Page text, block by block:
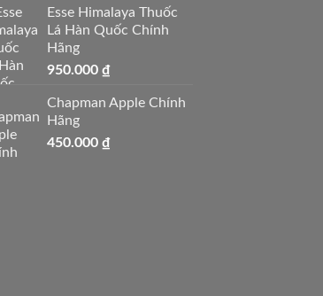
Esse Himalaya Thuốc
Lá Hàn Quốc Chính
Hãng
950.000 ₫
Chapman Apple Chính
Hãng
450.000 ₫